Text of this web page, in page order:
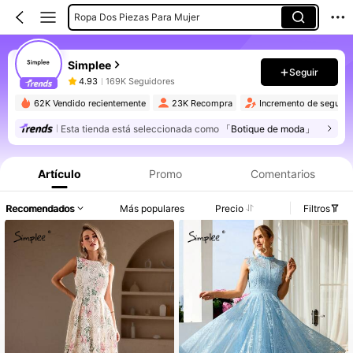
Ropa Dos Piezas Para Mujer
Simplee
4.93 169K Seguidores
Seguir
62K Vendido recientemente 23K Recompra Incremento de
Esta tienda está seleccionada como 「Botique de moda」
Artículo Promo Comentarios
Recomendados Más populares Precio Filtros